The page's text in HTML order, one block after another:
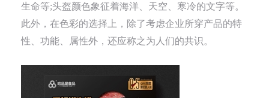
生命等;头盔颜色象征着海洋、天空、寒冷的文字等。
此外，在色彩的选择上，除了考虑企业所穿产品的特
性、功能、属性外，还应称之为人们的共识。